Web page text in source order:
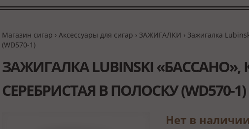
Магазин сигар › Аксессуары для сигар › ЗАЖИГАЛКИ › Зажигалка
(WD570-1)
ЗАЖИГАЛКА LUBINSKI «БАССАНО»,
СЕРЕБРИСТАЯ В ПОЛОСКУ (WD570-1)
Нет в